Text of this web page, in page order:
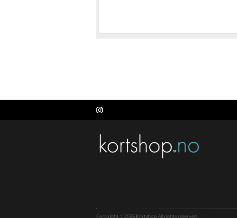
Copyright © 2026 Kortshop All rights reserved